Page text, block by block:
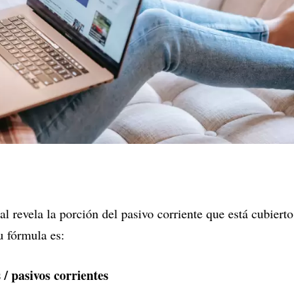
revela la porción del pasivo corriente que está cubierto
fórmula es:
pasivos corrientes